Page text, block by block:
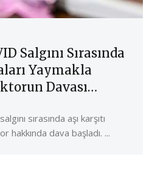
Salgını Sırasında
Yaymakla
Davası
sırasında aşı karşıtı
hakkında dava başladı. ...